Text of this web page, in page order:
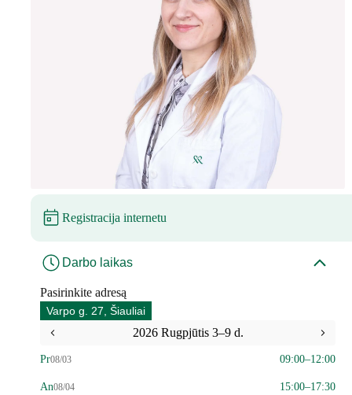
Registracija internetu
Darbo laikas
Pasirinkite adresą
Varpo g. 27, Šiauliai
2026 Rugpjūtis 3–9 d.
Pr08/03 09:00–12:00
An08/04 15:00–17:30